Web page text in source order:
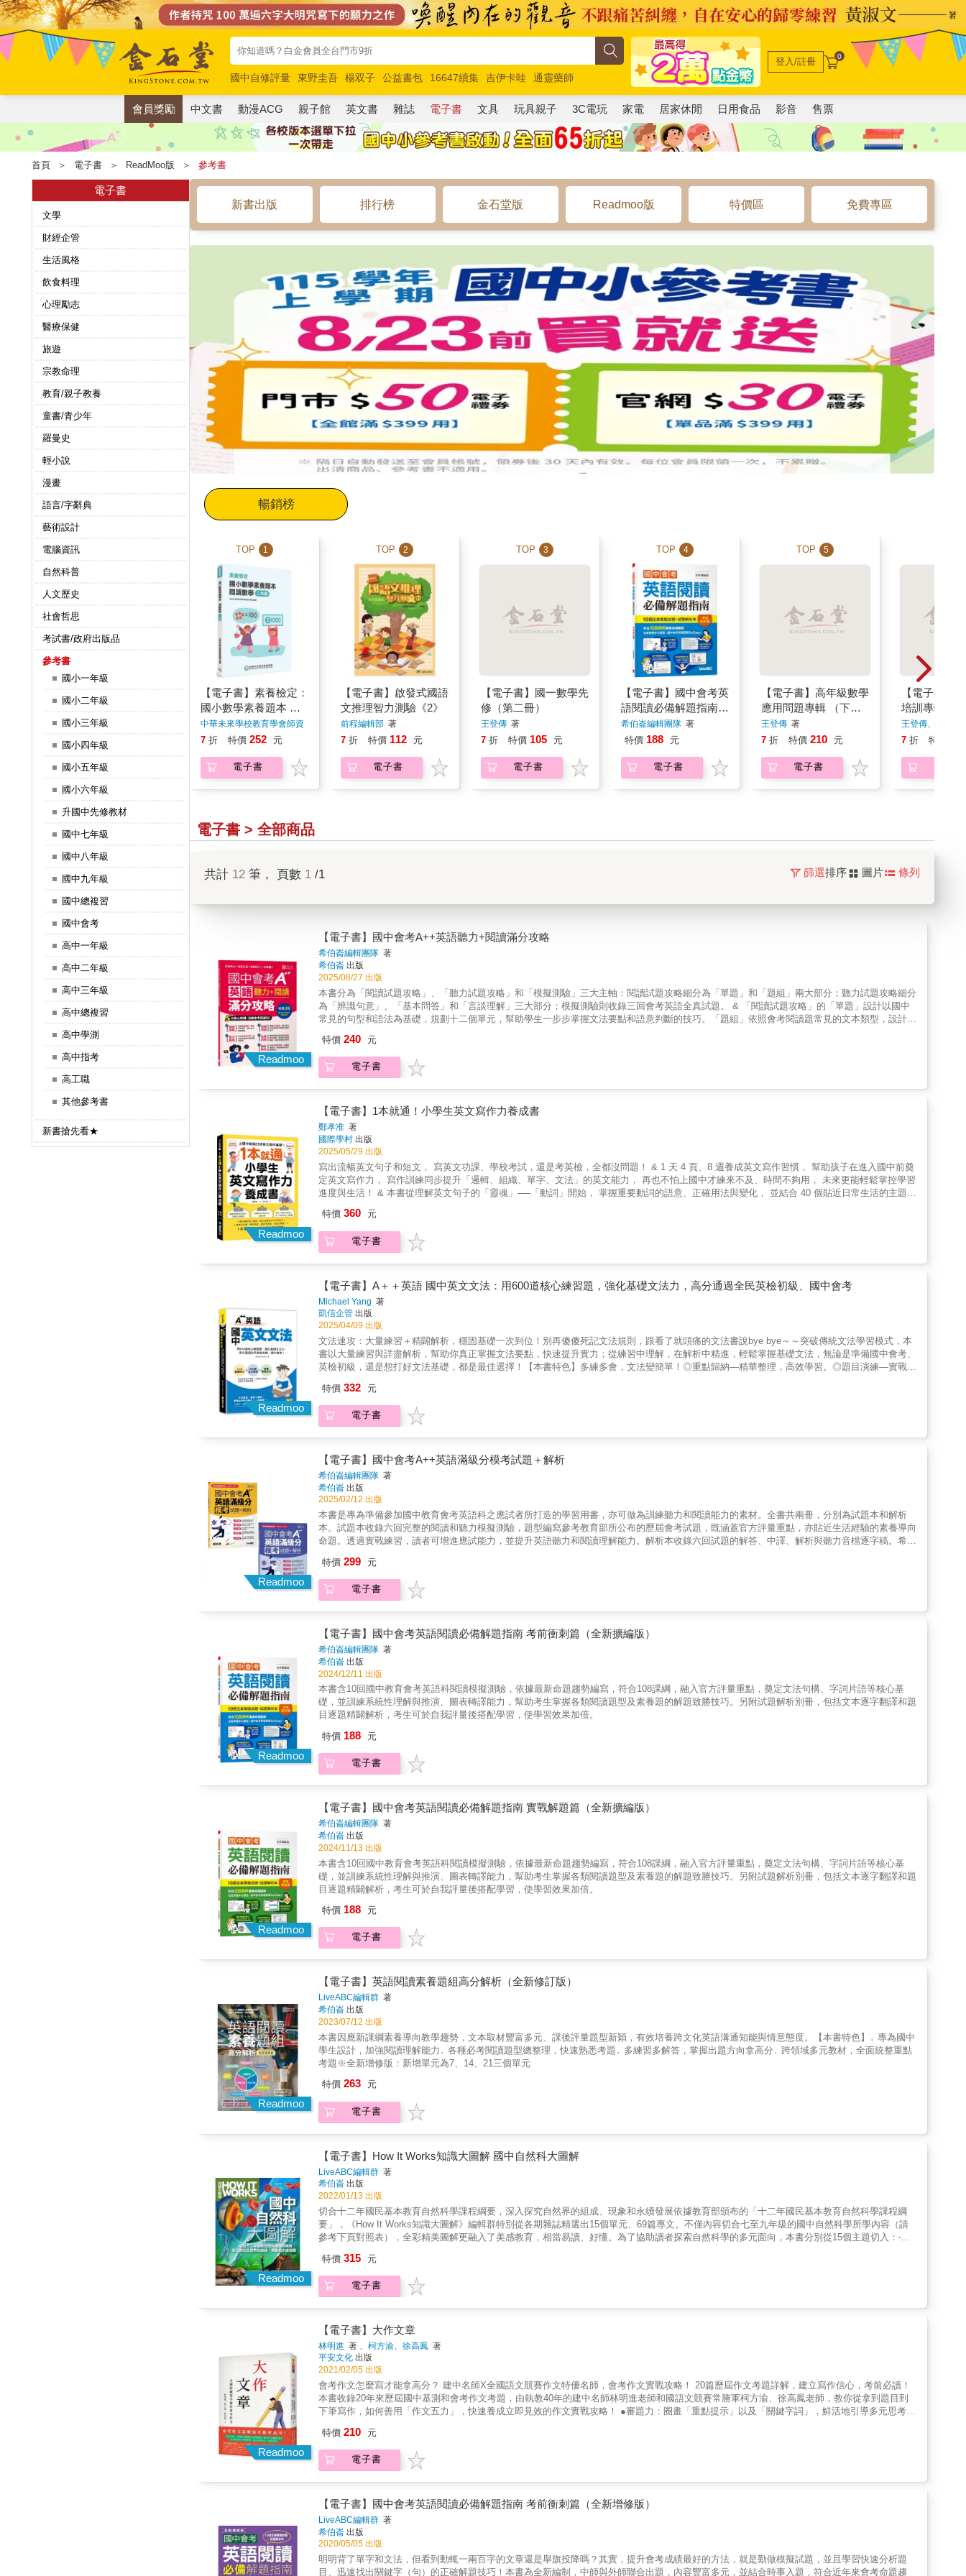
國中自修評量 東野圭吾 楊双子 公益書包 16647續集 吉伊卡哇
通靈藥師
唯紅花綻放
奧德賽 路邊攤新作 馬斯克 玩具總動員5 超慢跑
登入/註冊 0
會員獎勵 中文書 動漫ACG 親子館 英文書 雜誌 電子書 文具 玩具親子 3C電玩 家電 居家休閒 日用食品 影音 售票
首頁 ＞ 電子書 ＞ ReadMoo版 ＞ 參考書
電子書
文學
財經企管
生活風格
飲食料理
心理勵志
醫療保健
旅遊
宗教命理
教育/親子教養
童書/青少年
羅曼史
輕小說
漫畫
語言/字辭典
藝術設計
電腦資訊
自然科普
人文歷史
社會哲思
考試書/政府出版品
參考書
國小一年級
國小二年級
國小三年級
國小四年級
國小五年級
國小六年級
升國中先修教材
國中七年級
國中八年級
國中九年級
國中總複習
國中會考
高中一年級
高中二年級
高中三年級
高中總複習
高中學測
高中指考
高工職
其他參考書
新書搶先看★
新書出版 排行榜 金石堂版 Readmoo版 特價區 免費專區
暢銷榜
TOP 1
【電子書】素養檢定：
國小數學素養題本 閱
讀數學（二年級）
中華未來學校教育學會師資
群著
7 折 特價 252 元
電子書
TOP 2
【電子書】啟發式國語
文推理智力測驗《2》
前程編輯部著
7 折 特價 112 元
電子書
TOP 3
【電子書】國一數學先
修（第二冊）
王登傳著
7 折 特價 105 元
電子書
TOP 4
【電子書】國中會考英
語閱讀必備解題指南
考前衝刺篇（全新擴編
版）
希伯崙編輯團隊著
特價 188 元
電子書
TOP 5
【電子書】高年級數學
應用問題專輯 （下
冊）
王登傳著
7 折 特價 210 元
電子書
【電子書】
培訓專輯＜
王登傳、劉臻文
7 折 特價
電子書 > 全部商品
共計 12 筆， 頁數 1 /1 篩選排序 圖片 條列
Readmoo
【電子書】國中會考A++英語聽力+閱讀滿分攻略
希伯崙編輯團隊 著
希伯崙 出版
2025/08/27 出版
本書分為「閱讀試題攻略」、「聽力試題攻略」和「模擬測驗」三大主軸：閱讀試題攻略細分為「單題」和「題組」兩大部分；聽力試題攻略細分
為「辨識句意」、「基本問答」和「言談理解」三大部分；模擬測驗則收錄三回會考英語全真試題。 & 「閱讀試題攻略」的「單題」設計以國中
常見的句型和語法為基礎，規劃十二個單元，幫助學生一步步掌握文法要點和語意判斷的技巧。「題組」依照會考閱讀題常見的文本類型，設計九
答實力。 & 「聽力試題攻略」的「辨識句意」涵蓋五個單元，幫助學生透過圖片對應語句細節，培養語意辨識能力。「基本問答」包含四個單
元，統整日常溝通中常見的提問和應答邏輯。「言談理解」設計三個單元，聚焦於生活情境對話和簡短敘述的理解，強調整體語意的掌握度。聽力
試題攻略的各單元同樣包含自我檢測、應考重點和單元練習等三大元素，另搭配MP3音檔，逐步引導學生掌握聽力關鍵技巧，提升訊息梳理和答
生的語言實力和應試信心，循序漸進帶領他們從字詞和句構的精準運用，到段落重點和文本邏輯的整合分析，穩紮穩打邁向高分。
特價 240 元
電子書
Readmoo
【電子書】1本就通！小學生英文寫作力養成書
鄭孝准 著
國際學村 出版
2025/05/29 出版
寫出流暢英文句子和短文， 寫英文功課、學校考試，還是考英檢，全都沒問題！ & 1 天 4 頁、8 週養成英文寫作習慣， 幫助孩子在進入國中前奠
定英文寫作力， 寫作訓練同步提升「邏輯、組織、單字、文法」的英文能力， 再也不怕上國中才練來不及、時間不夠用， 未來更能輕鬆掌控學習
進度與生活！ & 本書從理解英文句子的「靈魂」──「動詞」開始， 掌握重要動詞的語意、正確用法與變化， 並結合 40 個貼近日常生活的主題分
試， 無論什麼題目，都能順利解決「要寫什麼內容」和「該如何寫」的問題！ 讓你在有限時間裡寫出高分作文！ & 想要培養英文寫作能力，便要
在生活中保持寫英文的習慣， 本書提供貼近日常生活的各種主題， 從單字開始漸進式引導學習，減低對練習寫英文句子的反感與壓力， 無論是平
日輕鬆練，還是利用寒暑假集中練習，都能自然而然提升孩子的英文寫作能力！ & 無論是平日寫學校作業，還是準備升學考試，都會遇到必
天花一點時間動筆親手寫英文，無論寫的是單字、句子還是短文，只要開始寫，就能漸漸抓住寫英文的手感和語感，培養出無論什麼主題或體裁都
能寫的能力。 本書所採用的主題，範圍廣泛且貼近孩子的日常生活，結合最能降低學習排斥、效果最好的漸進式寫作力養成法，利用「單字
&rarr; 句型 &rarr; 造句 &rarr; 串聯 &rarr; 短文」的設計，讓孩子先學習主題相關單字，再利用單字學習與主題相關的文法與句型，並提供寫作大綱
思路及範文，先引導、後實際動手寫，讓孩子養成英文寫作必備的單字力、文法力和架構能力，未來需要加長篇幅時也不會寫不出來。 1 天 4
頁，只要 8 週就能養成英文寫作的習慣，小小習慣造就巨大改變！無論是日常小練習，還是想要趁著寒暑假集中訓練英文寫作，都能運用本書有
效提升英文寫作力！ & ◇ 四步驟漸進式引導英文寫作練習，減少學習壓力，奠基更輕鬆！ & Step 1 認識核心動詞 深入理解英文中一定要會的核
心動詞字義、形態變化及用法，學會用法才能寫出正確句子。 Step 2 看看別人怎麼寫 閱讀緊扣當天主題的短文大綱思路及範文，仔細觀察核心單
字的實際運用方法，並補充更多主題相關單字、片語及慣用表達方式。 Step 3 依樣畫葫蘆 利用前面讀過的範文模板，自己動手在空格中填入恰當
的字詞，寫出一篇新的短文，加深實際運用單字、句型、文法及慣用語的感覺。 Step 4 自己動手寫寫看 利用前面仔細觀察過且練習填空過的大綱
出發，讓孩子學會觀察日常生活中的方方面面，流暢用英文寫出自己想說的話，未來無論遇到什麼題目都可以找到可以寫的切入角度，徹底解決
「要寫什麼內容」的難題！ & ◇ 詳細說明做為英文句子核心的各種動詞，不只記住、還能靈活運用不出錯！ 徹底理解英文句子中最常使用的
核心動詞語意與用法，並透過「1 分鐘小教室」專欄補充更多寶貴的相關資訊，針對英文奠基期容易混淆的用法詳細解說，讓單字成為真的能夠拿
板！ 透過「Grammar Check」專欄，學會英文寫作中不可或缺的正確文法與句型知識，再搭配「Learn More」中豐富多樣的學習內容，寫出
來的句子及短文，句型變化更豐富、用字遣詞及內容更多元有趣！ & ◇ 每週進行複習測驗，即時檢視學習成效，找出學習盲點、確保練習成果！
特別設計每五天一回的「Review Test」，階段性自我檢視和複習每週學習的單字、句型、片語和慣用語等內容，透過複習和檢討來找出自己
的學習弱點，提升學習成效！ & 【本書特色】 & ◆ 1 天 4 頁、8 週養成英文寫作習慣，無論是日常小練習，還是寒暑假集中練，一本通用！ ◆
40 個貼近日常生活的主題，從上體育課到去露營都可以寫，選題廣泛、範圍多元又有趣！ ◆ 漸進式「單字 &rarr; 句型 &rarr; 造句 &rarr; 串聯
&rarr; 短文」寫作力養成法，培養英文寫作力更扎實！ ◆ 從最重要的基本動詞出發，學習必備情境句型、相關用法及造句方式，寫出正確句子沒
問題！ ◆ 利用心智圖釐清主題情境及大綱方向，讓寫作思路更清晰、內容有層次，扣緊主題避免離題！ ◆ 提供模擬範文及補充單字供參考，先
特價 360 元
電子書
Readmoo
【電子書】A＋＋英語 國中英文文法：用600道核心練習題，強化基礎文法力，高分通過全民英檢初級、國中會考
Michael Yang 著
凱信企管 出版
2025/04/09 出版
文法速攻：大量練習＋精闢解析，穩固基礎一次到位！別再傻傻死記文法規則，跟看了就頭痛的文法書說bye bye～～突破傳統文法學習模式，本
書以大量練習與詳盡解析，幫助你真正掌握文法要點，快速提升實力；從練習中理解，在解析中精進，輕鬆掌握基礎文法，無論是準備國中會考、
英檢初級，還是想打好文法基礎，都是最佳選擇！【本書特色】多練多會，文法變簡單！◎重點歸納—精華整理，高效學習。◎題目演練—實戰操
學習者•欲完全掌握基礎文法鞏固實力者•中學生家長，引導孩子學習／共讀【本書內容】▍幾乎沒有生難字詞全書以中學生的單字程度為基礎，不
怕生字阻礙學習；學習一點都不費力！怕單字量不夠的學習者don’t worry，每一道題目都附上生字／短語解釋，亦能快速引導進入專注學習文法狀
態，不再被艱深詞彙絆住。▍有系統的梳理文法「我連最基礎的文法概念都一知半解……」不怕！本書特別收錄基礎文法概念介紹，用精簡的文
礎並深刻牢記。▍易理解的精準解析全書練習題＆解析，採左右頁對照模式，做完左頁題目，馬上看右頁文法解答及重點講解，不僅能延長學習的
專注力，同時透過清楚白話的解析說明，輕鬆掌握更多文法核心概念，有效強化英語力，提升應試能力。
特價 332 元
電子書
Readmoo
【電子書】國中會考A++英語滿級分模考試題＋解析
希伯崙編輯團隊 著
希伯崙 出版
2025/02/12 出版
本書是專為準備參加國中教育會考英語科之應試者所打造的學習用書，亦可做為訓練聽力和閱讀能力的素材。全書共兩冊，分別為試題本和解析
本。試題本收錄六回完整的閱讀和聽力模擬測驗，題型編寫參考教育部所公布的歷屆會考試題，既涵蓋官方評量重點，亦貼近生活經驗的素養導向
命題。透過實戰練習，讀者可增進應試能力，並提升英語聽力和閱讀理解能力。解析本收錄六回試題的解答、中譯、解析與聽力音檔逐字稿。希冀
特價 299 元
電子書
Readmoo
【電子書】國中會考英語閱讀必備解題指南 考前衝刺篇（全新擴編版）
希伯崙編輯團隊 著
希伯崙 出版
2024/12/11 出版
本書含10回國中教育會考英語科閱讀模擬測驗，依據最新命題趨勢編寫，符合108課綱，融入官方評量重點，奠定文法句構、字詞片語等核心基
礎，並訓練系統性理解與推演、圖表轉譯能力，幫助考生掌握各類閱讀題型及素養題的解題致勝技巧。另附試題解析別冊，包括文本逐字翻譯和題
目逐題精闢解析，考生可於自我評量後搭配學習，使學習效果加倍。
特價 188 元
電子書
Readmoo
【電子書】國中會考英語閱讀必備解題指南 實戰解題篇（全新擴編版）
希伯崙編輯團隊 著
希伯崙 出版
2024/11/13 出版
本書含10回國中教育會考英語科閱讀模擬測驗，依據最新命題趨勢編寫，符合108課綱，融入官方評量重點，奠定文法句構、字詞片語等核心基
礎，並訓練系統性理解與推演、圖表轉譯能力，幫助考生掌握各類閱讀題型及素養題的解題致勝技巧。另附試題解析別冊，包括文本逐字翻譯和題
目逐題精闢解析，考生可於自我評量後搭配學習，使學習效果加倍。
特價 188 元
電子書
Readmoo
【電子書】英語閱讀素養題組高分解析（全新修訂版）
LiveABC編輯群 著
希伯崙 出版
2023/07/12 出版
本書因應新課綱素養導向教學趨勢，文本取材豐富多元、課後評量題型新穎，有效培養跨文化英語溝通知能與情意態度。【本書特色】․ 專為國中
學生設計，加強閱讀理解能力․ 各種必考閱讀題型總整理，快速熟悉考題․ 多練習多解答，掌握出題方向拿高分․ 跨領域多元教材，全面統整重點
考題※全新增修版：新增單元為7、14、21三個單元
特價 263 元
電子書
Readmoo
【電子書】How It Works知識大圖解 國中自然科大圖解
LiveABC編輯群 著
希伯崙 出版
2022/01/13 出版
切合十二年國民基本教育自然科學課程綱要，深入探究自然界的組成、現象和永續發展依據教育部頒布的「十二年國民基本教育自然科學課程綱
要」，《How It Works知識大圖解》編輯群特別從各期雜誌精選出15個單元、69篇專文。不僅內容切合七至九年級的國中自然科學所學內容（請
參考下頁對照表），全彩精美圖解更融入了美感教育，相當易讀、好懂。為了協助讀者探索自然科學的多元面向，本書分別從15個主題切入：‧生
內的運輸與防禦──細究血液循環系統、免疫系統等的運作機制‧生物體的協調作用與恆定性──瞭解神經系統、五感和呼吸作用的重要性‧生殖與遺
傳──深入探索基因、DNA、基改植物和複製生物的奧妙之處‧生物與生態系──一探動物界、植物界、菌物界與活化石，並造訪各式棲地‧人類與環
境──解析氣候變遷、懸浮微粒和外來物種所帶來的衝擊‧元素與化合物──解讀週期表、認識不可或缺的元素，並剖析原子的結構‧力與運動──釐清
多變的天氣──從大氣層、風向、雲朵到天氣預報，理解天氣的變化多端之處‧能源科技──一覽再生與非再生能源、多元的發電方式，以及未來的發
展現在，就翻開《國中自然科大圖解》，與我們一同展開這趟豐富有趣的自然科學之旅，從中獲得更多新知，培養研究科學的興趣與熱情。
特價 315 元
電子書
Readmoo
【電子書】大作文章
林明進 著 、柯方渝、徐高鳳 著
平安文化 出版
2021/02/05 出版
會考作文怎麼寫才能拿高分？ 建中名師X全國語文競賽作文特優名師，會考作文實戰攻略！ 20篇歷屆作文考題詳解，建立寫作信心，考前必讀！
本書收錄20年來歷屆國中基測和會考作文考題，由執教40年的建中名師林明進老師和國語文競賽常勝軍柯方渝、徐高鳳老師，教你從拿到題目到
下筆寫作，如何善用「作文五力」，快速養成立即見效的作文實戰攻略！ ●審題力：圈畫「重點提示」以及「關鍵字詞」，鮮活地引導多元思考的
刻並且新穎的素材。 ●組織力：清楚拆解段落架構並且敘寫成故事情節，再進一步組織成完整文章。 ●修飾力：用「場景法」、「映襯法」等方法
修飾文章，產生細膩生動的感染力。 書中除針對考題抽絲剝繭，為你畫出需要注意的重點，並提供「除雷小幫手」指出寫作時容易犯的錯誤，掃
除作文盲點，更有老師們親自撰寫的精采範文、錦囊妙句，讓大家可以輕鬆理解作文訣竅。只要跟著老師們按部就班地練習，就能充滿自信地迎戰
特價 210 元
電子書
【電子書】國中會考英語閱讀必備解題指南 考前衝刺篇（全新增修版）
LiveABC編輯群 著
希伯崙 出版
2020/05/05 出版
明明背了單字和文法，但看到動輒一兩百字的文章還是舉旗投降嗎？其實，提升會考成績最好的方法，就是勤做模擬試題，並且學習快速分析題
目、迅速找出關鍵字（句）的正確解題技巧！本書為全新編制，中師與外師聯合出題，內容豐富多元，並結合時事入題，符合近年來會考命題趨